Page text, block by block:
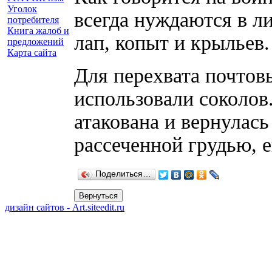
Уголок
потребителя
Книга жалоб и
предложений
Карта сайта
всегда нуждаются в
лап, копыт и крыльев.
Для перехвата
использовали
атакована и
рассеченной грудью,
Поделиться…
дизайн сайтов - Art.siteedit.ru